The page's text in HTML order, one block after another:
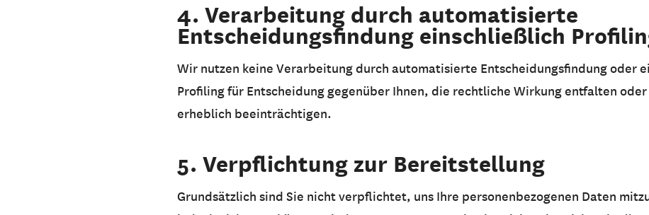
4. Verarbeitung durch automatisierte
Entscheidungsfindung einschließlich
Wir nutzen keine Verarbeitung durch automatisierte Entscheidungsfindung oder
Profiling für Entscheidung gegenüber Ihnen, die rechtliche Wirkung entfalten
erheblich beeinträchtigen.
5. Verpflichtung zur Bereitstellung
Grundsätzlich sind Sie nicht verpflichtet, uns Ihre personenbezogenen Daten